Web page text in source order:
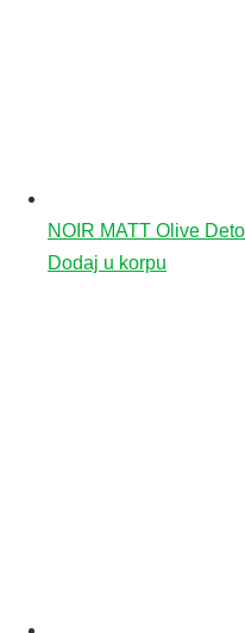
NOIR MATT Olive
Dodaj u korpu